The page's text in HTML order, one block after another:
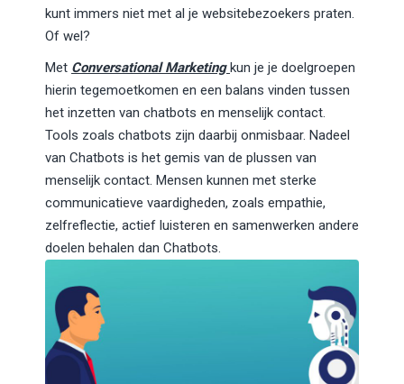
kunt immers niet met al je websitebezoekers praten.
Of wel?
Met Conversational Marketingkun je je doelgroepen
hierin tegemoetkomen en een balans vinden tussen
het inzetten van chatbots en menselijk contact.
Tools zoals chatbots zijn daarbij onmisbaar. Nadeel
van Chatbots is het gemis van de plussen van
menselijk contact. Mensen kunnen met sterke
communicatieve vaardigheden, zoals empathie,
zelfreflectie, actief luisteren en samenwerken andere
doelen behalen dan Chatbots.